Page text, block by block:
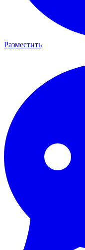
Разместить